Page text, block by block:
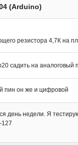
(Arduino)
резистора 4,7К на
садить на аналоговый
пин он же и цифровой
день недели. Я
127